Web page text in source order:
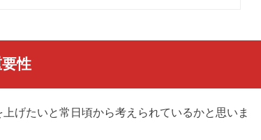
性
げたいと常日頃から考えられているかと思いま